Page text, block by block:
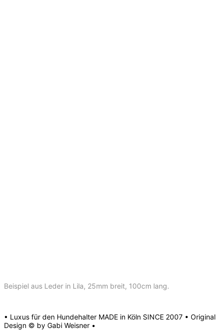
Beispiel aus Leder in Lila, 25mm breit, 100cm lang.
• Luxus für den Hundehalter MADE in Köln SINCE 2007 • Original
Design © by Gabi Weisner •